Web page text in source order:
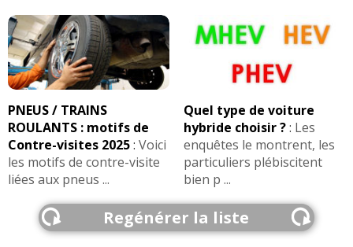
PNEUS / TRAINS
ROULANTS : motifs de
Contre-visites 2025: Voici
les motifs de contre-visite
liées aux pneus ...
Quel type de voiture
hybride choisir ?: Les
enquêtes le montrent, les
particuliers plébiscitent
bien p ...
Regénérer la liste